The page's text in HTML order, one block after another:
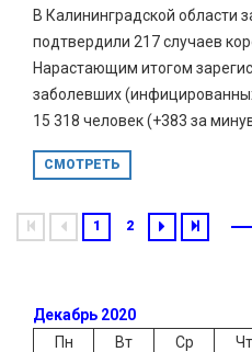
В Калининградской области
подтвердили 217 случаев
Нарастающим итогом
заболевших
15 318 человек (+383 за
СМОТРЕТЬ
1 2
Декабрь 2020
Пн
Вт Ср Чт